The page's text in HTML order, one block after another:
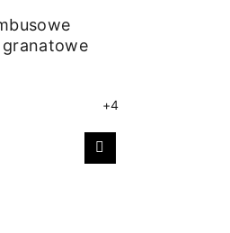
+4
Następny